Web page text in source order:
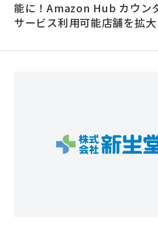
能に！Amazon Hub カウン
サービス利用可能店舗を拡